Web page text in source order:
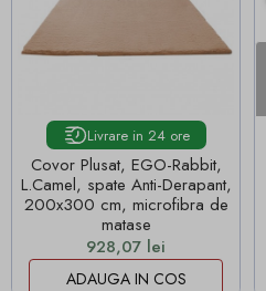
Livrare in 24 ore
Covor Plusat, EGO-Rabbit,
L.Camel, spate Anti-Derapant,
200x300 cm, microfibra de
matase
Pret
928,07 lei
ADAUGA IN COS